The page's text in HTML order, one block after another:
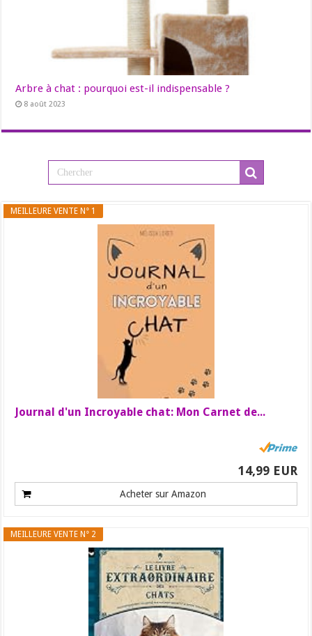
Arbre à chat : pourquoi est-il indispensable ?
8 août 2023
MEILLEURE VENTE N° 1
Journal d'un Incroyable chat: Mon Carnet de...
14,99 EUR
Acheter sur Amazon
MEILLEURE VENTE N° 2